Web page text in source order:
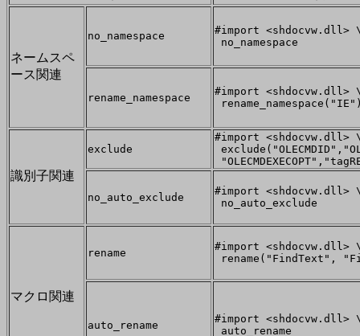
ネームスペ
ース関連
no_namespace
#import <shdocvw.dll>
no_namespace
rename_namespace
#import <shdocvw.dll>
識別子関連
exclude
#import <shdocvw.dll>
no_auto_exclude
#import <shdocvw.dll>
no_auto_exclude
マクロ関連
rename
#import <shdocvw.dll>
rename("FindText",
auto_rename
#import <shdocvw.dll>
auto_rename